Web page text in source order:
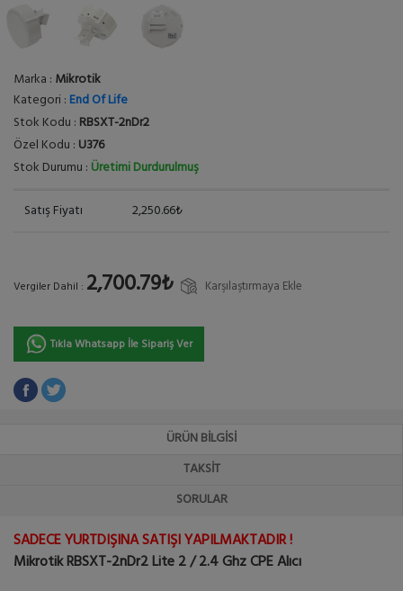
Marka : Mikrotik
Kategori : End Of Life
Stok Kodu : RBSXT-2nDr2
Özel Kodu : U376
Stok Durumu : Üretimi Durdurulmuş
Satış Fiyatı 2,250.66₺
Vergiler Dahil : 2,700.79₺ Karşılaştırmaya Ekle
Tıkla Whatsapp İle Sipariş Ver
ÜRÜN BILGISI
TAKSIT
SORULAR
SADECE YURTDIŞINA SATIŞI YAPILMAKTADIR !
Mikrotik RBSXT-2nDr2 Lite 2 / 2.4 Ghz CPE Alıcı